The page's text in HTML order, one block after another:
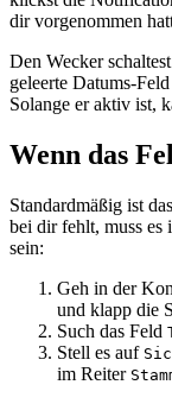
dir vorgenommen
Den Wecker
geleerte Datums-
Solange er aktiv ist,
Wenn das
Standardmäßig ist
bei dir fehlt, muss
sein:
Geh in der
und klapp die
Such das Feld
Stell es auf
im Reiter